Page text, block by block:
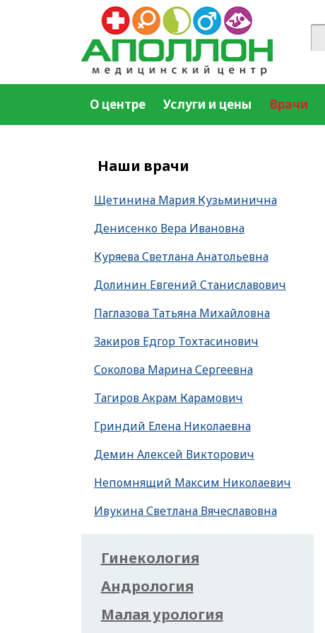
О центре Услуги и цены Врачи
Наши врачи
Щетинина Мария Кузьминична
Денисенко Вера Ивановна
Куряева Светлана Анатольевна
Долинин Евгений Станиславович
Паглазова Татьяна Михайловна
Закиров Едгор Тохтасинович
Соколова Марина Сергеевна
Тагиров Акрам Карамович
Гриндий Елена Николаевна
Демин Алексей Викторович
Непомнящий Максим Николаевич
Ивукина Светлана Вячеславовна
Гинекология
Андрология
Малая урология